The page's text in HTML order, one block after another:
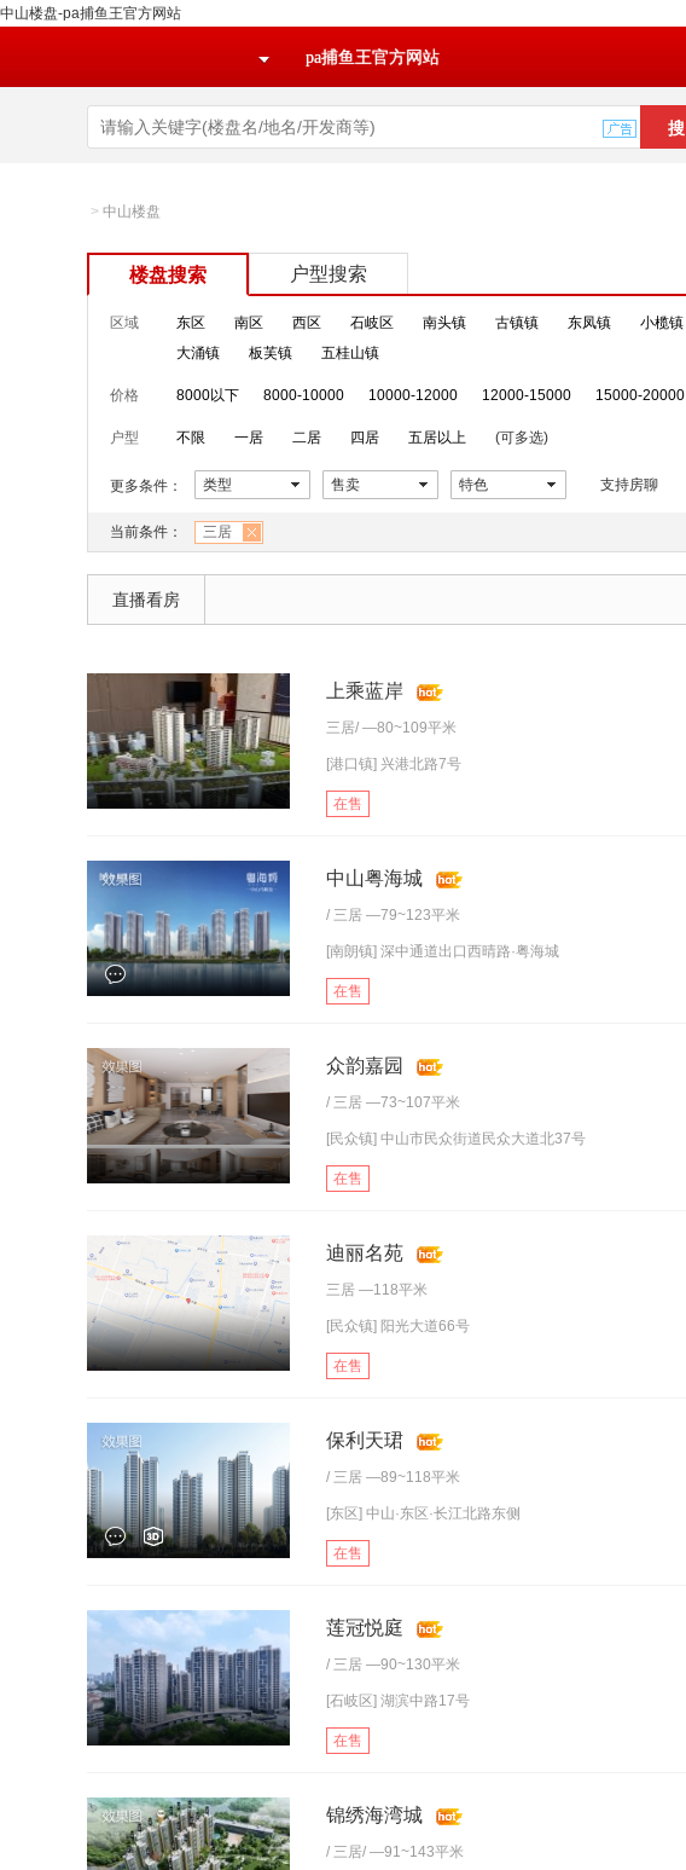
中山楼盘-pa捕鱼王官方网站
pa捕鱼王官方网站
> 中山楼盘
楼盘搜索 户型搜索
区域 东区 南区 西区 石岐区 南头镇 古镇镇 东凤镇 小榄镇
大涌镇
板芙镇 五桂山镇
价格 8000以下 8000-10000 10000-12000 12000-15000 15000-20000
户型 不限 一居 二居 四居 五居以上 (可多选)
更多条件： 类型 售卖 特色 支持房聊
当前条件： 三居
直播看房
上乘蓝岸
三居/ —80~109平米
[港口镇] 兴港北路7号
在售
中山粤海城
/ 三居 —79~123平米
[南朗镇] 深中通道出口西晴路·粤海城
在售
众韵嘉园
/ 三居 —73~107平米
[民众镇] 中山市民众街道民众大道北37号
在售
迪丽名苑
三居 —118平米
[民众镇] 阳光大道66号
在售
保利天珺
/ 三居 —89~118平米
[东区] 中山·东区·长江北路东侧
在售
莲冠悦庭
/ 三居 —90~130平米
[石岐区] 湖滨中路17号
在售
锦绣海湾城
/ 三居/ —91~143平米